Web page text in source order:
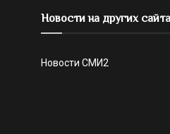
Новости на других
Новости СМИ2